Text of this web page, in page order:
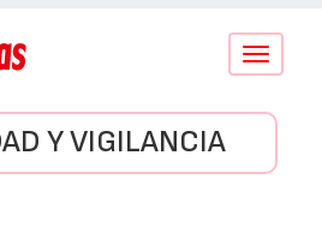
Conmutar
Y VIGILANCIA